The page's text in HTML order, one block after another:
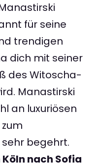
für seine
trendigen
dich mit seiner
des Witoscha-
Manastirski
an luxuriösen
begehrt.
nach Sofia